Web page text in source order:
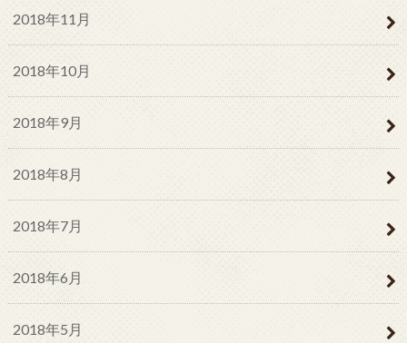
2018年11月
2018年10月
2018年9月
2018年8月
2018年7月
2018年6月
2018年5月